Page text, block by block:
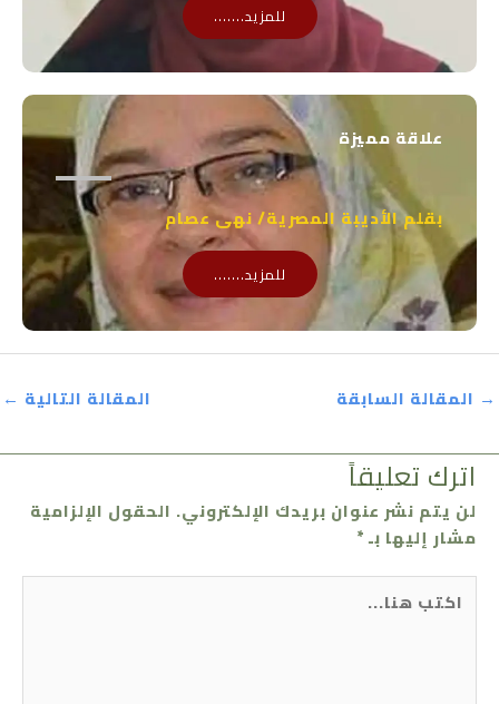
للمزيد.......
علاقة مميزة
بقلم الأديبة المصرية/ نهى عصام
للمزيد.......
→ المقالة السابقة المقالة التالية ←
اترك تعليقاً
لن يتم نشر عنوان بريدك الإلكتروني. الحقول الإلزامية
مشار إليها بـ*
اكتب
هنا...